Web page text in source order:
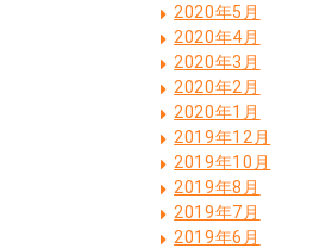
2020年5月
2020年4月
2020年3月
2020年2月
2020年1月
2019年12月
2019年10月
2019年8月
2019年7月
2019年6月